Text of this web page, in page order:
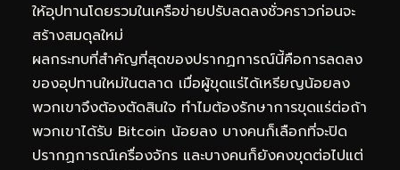
ให้อุปทานโดยรวมในเครือข่ายปรับลดลงชั่วคราวก่อนจะ
สร้างสมดุลใหม่
ผลกระทบที่สำคัญที่สุดของปรากฏการณ์นี้คือการลดลง
ของอุปทานใหม่ในตลาด เมื่อผู้ขุดแร่ได้เหรียญน้อยลง
พวกเขาจึงต้องตัดสินใจ ทำไมต้องรักษาการขุดแร่ต่อถ้า
พวกเขาได้รับ Bitcoin น้อยลง บางคนก็เลือกที่จะปิด
ปรากฏการณ์เครื่องจักร และบางคนก็ยังคงขุดต่อไปแต่